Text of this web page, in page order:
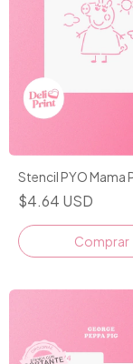
Stencil PYO Mama
$4.64 USD
Comprar